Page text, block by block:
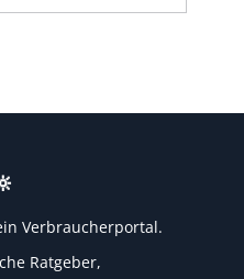
Verbraucherportal.
Ratgeber,